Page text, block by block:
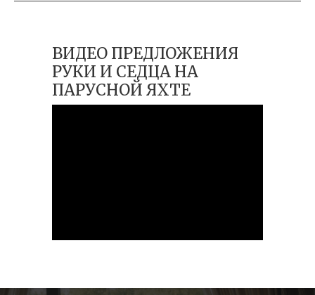
ВИДЕО ПРЕДЛОЖЕНИЯ
РУКИ И СЕДЦА НА
ПАРУСНОЙ ЯХТЕ